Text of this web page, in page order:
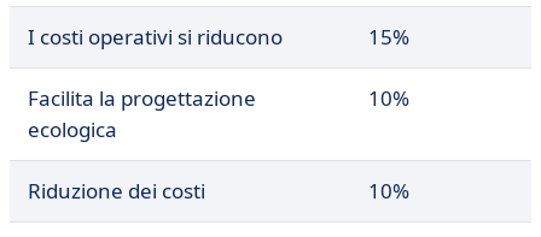
I costi operativi si riducono 15%
Facilita la progettazione
ecologica
10%
Riduzione dei costi 10%